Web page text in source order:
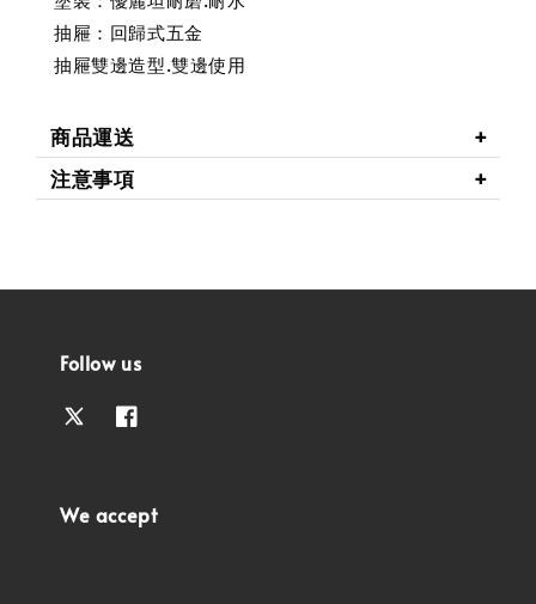
抽屜：回歸式五金
抽屜雙邊造型.雙邊使用
商品運送
注意事項
Follow us
We accept